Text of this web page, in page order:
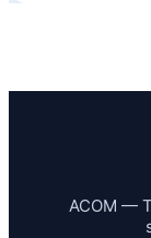
ACOM —